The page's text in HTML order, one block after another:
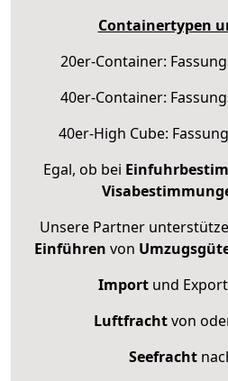
Containertypen
20er-Container:
40er-Container:
40er-High Cube:
Egal, ob bei
Unsere Partner
Einführen von
Import und
Luftfrachtvon
Seefracht